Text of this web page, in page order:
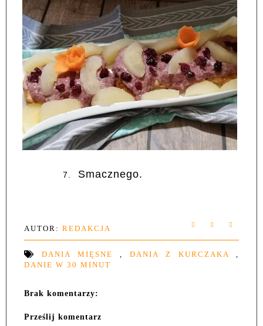
7. Smacznego.
AUTOR: REDAKCJA
DANIA MIĘSNE DANIA Z KURCZAKA
DANIE W 30 MINUT
Brak komentarzy:
Prześlij komentarz